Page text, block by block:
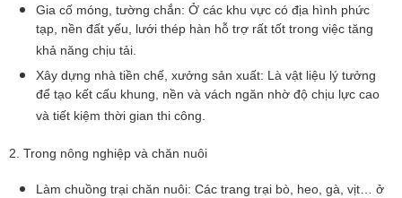
Gia cố móng, tường chắn: Ở các khu vực có địa hình phức
tạp, nền đất yếu, lưới thép hàn hỗ trợ rất tốt trong việc tăng
khả năng chịu tải.
Xây dựng nhà tiền chế, xưởng sản xuất: Là vật liệu lý tưởng
để tạo kết cấu khung, nền và vách ngăn nhờ độ chịu lực cao
và tiết kiệm thời gian thi công.
2. Trong nông nghiệp và chăn nuôi
Làm chuồng trại chăn nuôi: Các trang trại bò, heo, gà, vịt… ở